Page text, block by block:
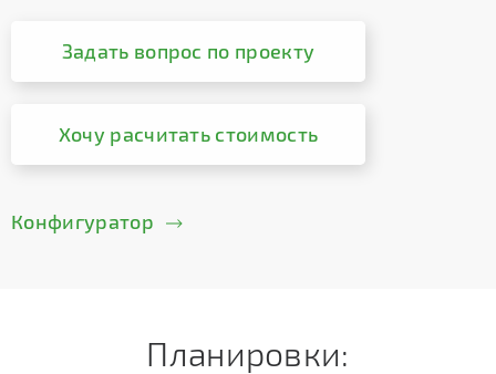
Задать вопрос по проекту
Хочу расчитать стоимость
Конфигуратор
Планировки: